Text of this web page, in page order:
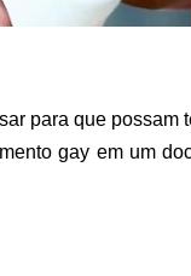
para que possam
gay em um